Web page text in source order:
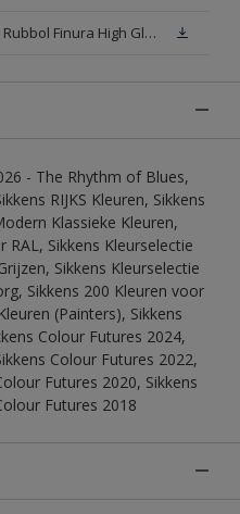
Veiligheidsinformatieblad Rubbol Finura High Gloss N00 (MSDS)
- The Rhythm of Blues,
RIJKS Kleuren, Sikkens
Klassieke Kleuren,
RAL, Sikkens Kleurselectie
Sikkens Kleurselectie
Sikkens 200 Kleuren voor
(Painters), Sikkens
Colour Futures 2024,
Colour Futures 2022,
Futures 2020, Sikkens
Futures 2018